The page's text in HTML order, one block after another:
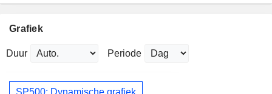
Grafiek
Duur Periode
SP500: Dynamische grafiek